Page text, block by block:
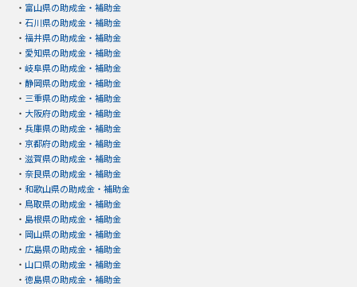
・ 富山県の助成金・補助金
・ 石川県の助成金・補助金
・ 福井県の助成金・補助金
・ 愛知県の助成金・補助金
・ 岐阜県の助成金・補助金
・ 静岡県の助成金・補助金
・ 三重県の助成金・補助金
・ 大阪府の助成金・補助金
・ 兵庫県の助成金・補助金
・ 京都府の助成金・補助金
・ 滋賀県の助成金・補助金
・ 奈良県の助成金・補助金
・ 和歌山県の助成金・補助金
・ 鳥取県の助成金・補助金
・ 島根県の助成金・補助金
・ 岡山県の助成金・補助金
・ 広島県の助成金・補助金
・ 山口県の助成金・補助金
・ 徳島県の助成金・補助金